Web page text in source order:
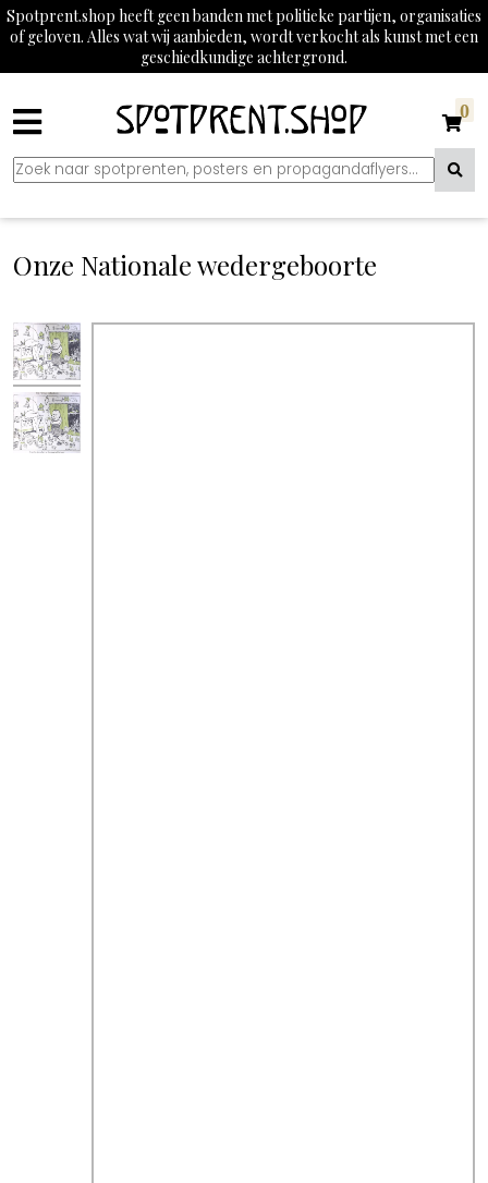
Spotprent.shop heeft geen banden met politieke partijen, organisaties
of geloven. Alles wat wij aanbieden, wordt verkocht als kunst met een
geschiedkundige achtergrond.
0
Onze Nationale wedergeboorte